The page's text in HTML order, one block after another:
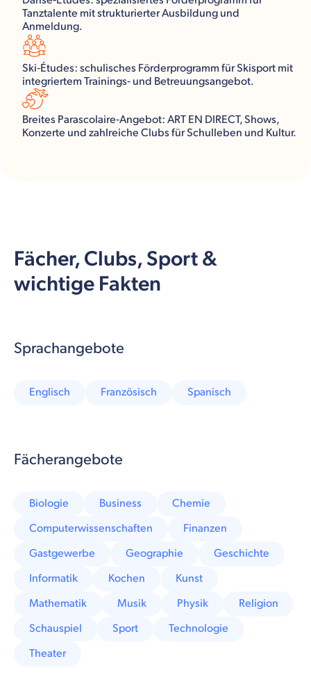
Tanztalente mit strukturierter Ausbildung und
Anmeldung.
Ski‑Études: schulisches Förderprogramm für Skisport mit
integriertem Trainings‑ und Betreuungsangebot.
Breites Parascolaire‑Angebot: ART EN DIRECT, Shows,
Konzerte und zahlreiche Clubs für Schulleben und Kultur.
Fächer, Clubs, Sport &
wichtige Fakten
Sprachangebote
Englisch Französisch Spanisch
Fächerangebote
Biologie Business
Chemie
Computerwissenschaften
Finanzen
Gastgewerbe
Geographie
Geschichte
Informatik
Kochen
Kunst
Mathematik
Musik Physik
Religion
Schauspiel
Sport
Technologie
Theater